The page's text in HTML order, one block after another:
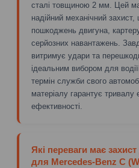
сталі товщиною 2 мм. Цей
надійний механічний
пошкоджень двигуна,
серйозних навантажень.
витримує удари та
ідеальним вибором для
термін служби свого
матеріалу гарантує тривалу
ефективності.
Які переваги має
для Mercedes-Benz C